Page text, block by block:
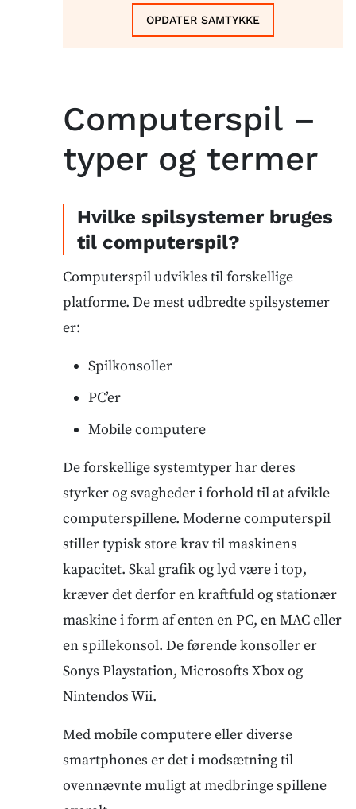
OPDATER SAMTYKKE
Computerspil –
typer og termer
Hvilke spilsystemer bruges
til computerspil?
Computerspil udvikles til forskellige
platforme. De mest udbredte spilsystemer
er:
Spilkonsoller
PC’er
Mobile computere
De forskellige systemtyper har deres
styrker og svagheder i forhold til at afvikle
computerspillene. Moderne computerspil
stiller typisk store krav til maskinens
kapacitet. Skal grafik og lyd være i top,
kræver det derfor en kraftfuld og stationær
maskine i form af enten en PC, en MAC eller
en spillekonsol. De førende konsoller er
Sonys Playstation, Microsofts Xbox og
Nintendos Wii.
Med mobile computere eller diverse
smartphones er det i modsætning til
ovennævnte muligt at medbringe spillene